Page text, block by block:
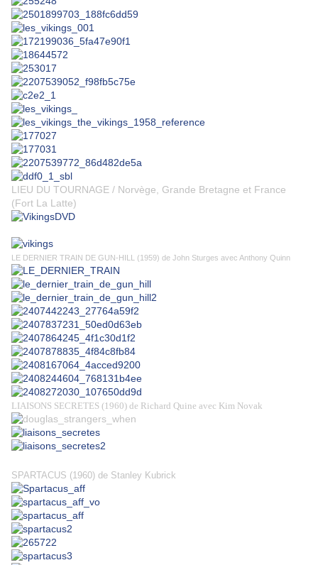
LIEU DU TOURNAGE / Norvège, Grande Bretagne et France
(Fort La Latte)
LE DERNIER TRAIN DE GUN-HILL (1959) de John Sturges avec Anthony Quinn
LIAISONS SECRETES (1960) de Richard Quine avec Kim Novak
SPARTACUS (1960) de Stanley Kubrick